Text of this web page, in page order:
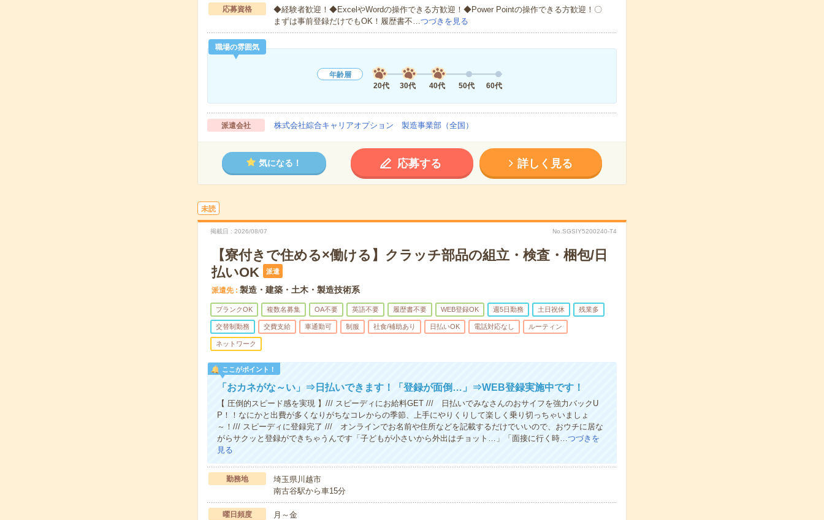
応募資格
◆経験者歓迎！◆ExcelやWordの操作できる方歓迎！◆Power Pointの操作できる方歓迎！〇
まずは事前登録だけでもOK！履歴書不…つづきを見る
職場の雰囲気
年齢層
20代
30代 40代 50代 60代
派遣会社 株式会社綜合キャリアオプション 製造事業部（全国）
気になる！ 応募する 詳しく見る
未読
掲載日 2026/08/07 No.SGSIY5200240-T4
【寮付きで住める×働ける】クラッチ部品の組立・検査・梱包/日
払いOK
派遣
派遣先 製造・建築・土木・製造技術系
ブランクOK 複数名募集 OA不要 英語不要 履歴書不要 WEB登録OK 週5日勤務 土日祝休 残業多
交替制勤務 交費支給 車通勤可 制服 社食/補助あり 日払いOK 電話対応なし ルーティン
ネットワーク
ここがポイント！
「おカネがな～い」⇒日払いできます！「登録が面倒…」⇒WEB登録実施中です！
【 圧倒的スピード感を実現 】/// スピーディにお給料GET /// 日払いでみなさんのおサイフを強力バックU
P！！なにかと出費が多くなりがちなコレからの季節、上手にやりくりして楽しく乗り切っちゃいましょ
～！/// スピーディに登録完了 /// オンラインでお名前や住所などを記載するだけでいいので、おウチに居な
がらサクッと登録ができちゃうんです「子どもが小さいから外出はチョット…」「面接に行く時…つづきを
見る
勤務地
埼玉県川越市
南古谷駅から車15分
曜日頻度 月～金